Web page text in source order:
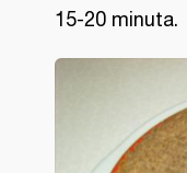
15-20 minuta.